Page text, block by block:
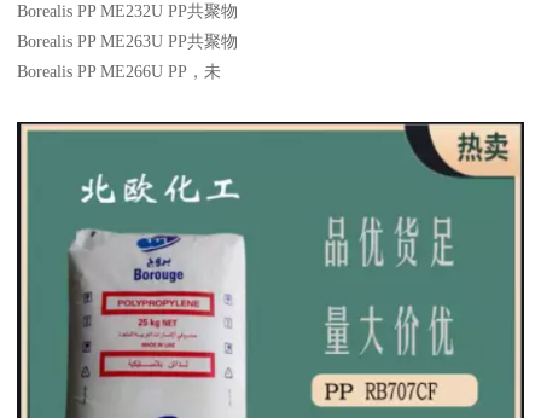
Borealis PP ME232U PP共聚物
Borealis PP ME263U PP共聚物
Borealis PP ME266U PP ，未